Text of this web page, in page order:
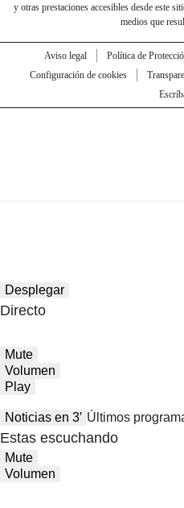
y otras prestaciones accesibles desde este
medios que
Aviso legal Política de
Configuración de cookies
Desplegar
Directo
Mute
Volumen
Play
Noticias en 3′ Últimos
Estas escuchando
Mute
Volumen